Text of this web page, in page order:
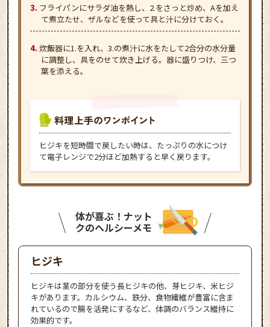
フライパンにサラダ油を熱し、2.をさっと炒め、Aを加え
て煮立たせ、ザルなどを使って具と汁に分けておく。
炊飯器に1.を入れ、3.の煮汁に水をたして2合分の水分量
に調整し、具をのせて炊き上げる。器に盛りつけ、三つ
葉を添える。
ヒジキを短時間で戻したい時は、たっぷりの水につけ
て電子レンジで2分ほど加熱すると早く戻ります。
体が喜ぶ！ナット
クのヘルシーメモ
ヒジキ
ヒジキは茎の部分を使う長ヒジキの他、芽ヒジキ、米ヒジ
キがあります。カルシウム、鉄分、食物繊維が豊富に含ま
れているので腸を活発にするなど、体調のバランス維持に
効果的です。